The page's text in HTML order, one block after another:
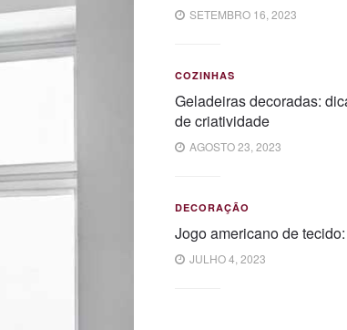
SETEMBRO 16, 2023
COZINHAS
Geladeiras decoradas:
de criatividade
AGOSTO 23, 2023
DECORAÇÃO
Jogo americano de
JULHO 4, 2023